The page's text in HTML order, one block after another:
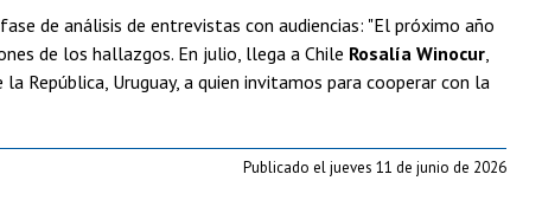
de análisis de entrevistas con audiencias: "El próximo año
de los hallazgos. En julio, llega a Chile Rosalía Winocur
República, Uruguay, a quien invitamos para cooperar con la
Publicado el jueves 11 de junio de 2026